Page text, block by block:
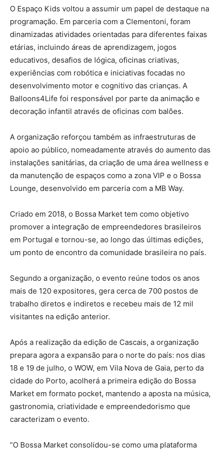
O Espaço Kids voltou a assumir um papel de destaque na
programação. Em parceria com a Clementoni, foram
dinamizadas atividades orientadas para diferentes faixas
etárias, incluindo áreas de aprendizagem, jogos
educativos, desafios de lógica, oficinas criativas,
experiências com robótica e iniciativas focadas no
desenvolvimento motor e cognitivo das crianças. A
Balloons4Life foi responsável por parte da animação e
decoração infantil através de oficinas com balões.
A organização reforçou também as infraestruturas de
apoio ao público, nomeadamente através do aumento das
instalações sanitárias, da criação de uma área wellness e
da manutenção de espaços como a zona VIP e o Bossa
Lounge, desenvolvido em parceria com a MB Way.
Criado em 2018, o Bossa Market tem como objetivo
promover a integração de empreendedores brasileiros
em Portugal e tornou-se, ao longo das últimas edições,
um ponto de encontro da comunidade brasileira no país.
Segundo a organização, o evento reúne todos os anos
mais de 120 expositores, gera cerca de 700 postos de
trabalho diretos e indiretos e recebeu mais de 12 mil
visitantes na edição anterior.
Após a realização da edição de Cascais, a organização
prepara agora a expansão para o norte do país: nos dias
18 e 19 de julho, o WOW, em Vila Nova de Gaia, perto da
cidade do Porto, acolherá a primeira edição do Bossa
Market em formato pocket, mantendo a aposta na música,
gastronomia, criatividade e empreendedorismo que
caracterizam o evento.
“O Bossa Market consolidou-se como uma plataforma